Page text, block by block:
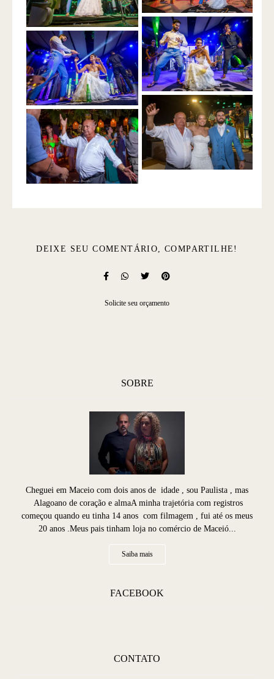
DEIXE SEU COMENTÁRIO, COMPARTILHE!
Solicite seu orçamento
SOBRE
Cheguei em Maceio com dois anos de idade , sou Paulista , mas
Alagoano de coração e almaA minha trajetória com registros
começou quando eu tinha 14 anos com filmagem , fui até os meus
20 anos .Meus pais tinham loja no comércio de Maceió...
Saiba mais
FACEBOOK
CONTATO